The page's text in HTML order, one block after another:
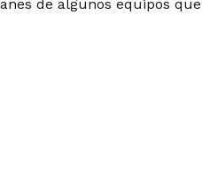
de algunos equipos